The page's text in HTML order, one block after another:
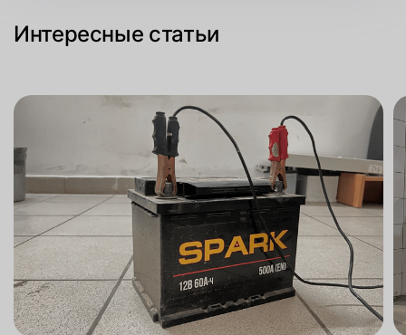
Интересные статьи